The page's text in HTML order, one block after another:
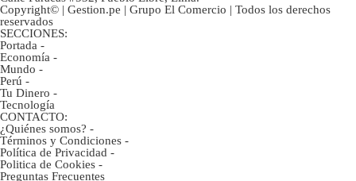
Copyright© | Gestion.pe | Grupo El Comercio | Todos los derechos
reservados
SECCIONES:
Portada -
Economía -
Mundo -
Perú -
Tu Dinero -
Tecnología
CONTACTO:
¿Quiénes somos? -
Términos y Condiciones -
Política de Privacidad -
Politica de Cookies -
Preguntas Frecuentes